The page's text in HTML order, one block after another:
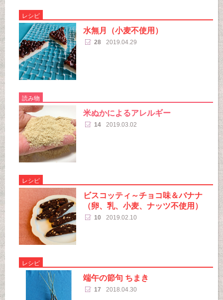
レシピ
水無月（小麦不使用）
28 2019.04.29
読み物
米ぬかによるアレルギー
14 2019.03.02
レシピ
ビスコッティ～チョコ味＆バナナ
（卵、乳、小麦、ナッツ不使用）
10 2019.02.10
レシピ
端午の節句 ちまき
17 2018.04.30